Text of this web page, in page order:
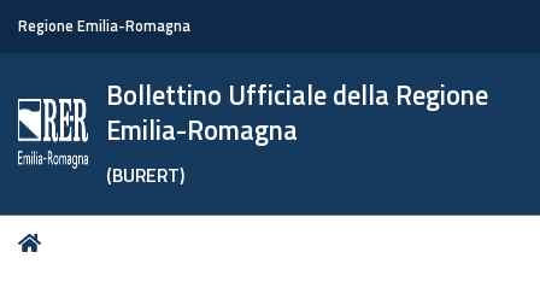
Regione Emilia-Romagna
Bollettino Ufficiale della Regione
Emilia-Romagna
(BURERT)
Tu